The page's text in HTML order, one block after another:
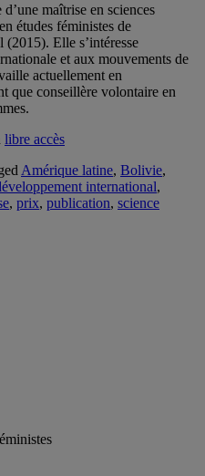
maîtrise en sciences
études féministes de
Elle s’intéresse
et aux mouvements de
actuellement en
que conseillère volontaire en
libre accès
Amérique latine, Bolivie,
international,
, prix, publication, science